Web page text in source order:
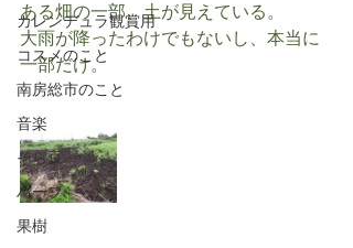
カレンデュラ観賞用
コスメのこと
南房総市のこと
音楽
そら豆
ハーブ
果樹
ある畑の一部、土が見えている。
大雨が降ったわけでもないし、本当に
一部だけ。